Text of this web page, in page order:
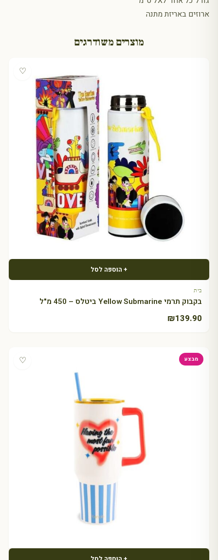
ארוזים באריזת מתנה
מוצרים משודרגים
♡
+ הוספה לסל
בית
בקבוק תרמי Yellow Submarine ביטלס – 450 מ"ל
₪139.90
מבצע ♡